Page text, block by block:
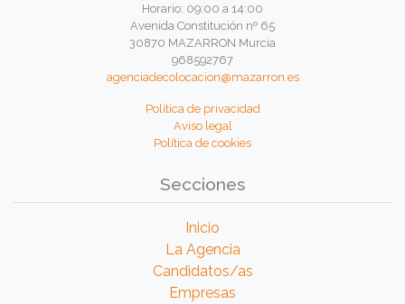
Horario: 09:00 a 14:00
Avenida Constitución nº 65
30870 MAZARRON Murcia
968592767
agenciadecolocacion@mazarron.es
Política de privacidad
Aviso legal
Política de cookies
Secciones
Inicio
La Agencia
Candidatos/as
Empresas